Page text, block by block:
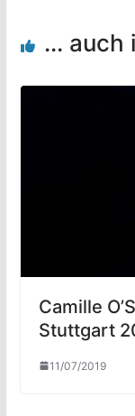
... auch
Camille
Stuttgart
11/07/2019